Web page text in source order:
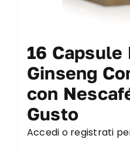
16 Capsule
Ginseng
con
Gusto
Accedi o registrati